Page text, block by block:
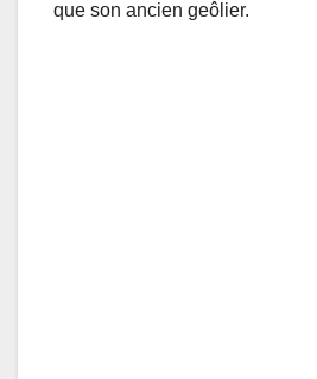
que son ancien geôlier.